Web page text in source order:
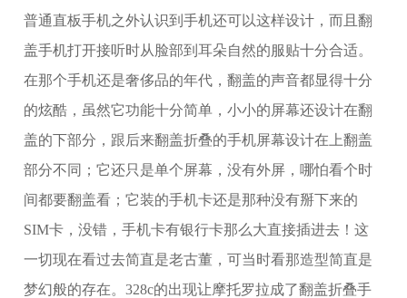
普通直板手机之外认识到手机还可以这样设计，而且翻
盖手机打开接听时从脸部到耳朵自然的服贴十分合适。
在那个手机还是奢侈品的年代，翻盖的声音都显得十分
的炫酷，虽然它功能十分简单，小小的屏幕还设计在翻
盖的下部分，跟后来翻盖折叠的手机屏幕设计在上翻盖
部分不同；它还只是单个屏幕，没有外屏，哪怕看个时
间都要翻盖看；它装的手机卡还是那种没有掰下来的
SIM卡，没错，手机卡有银行卡那么大直接插进去！这
一切现在看过去简直是老古董，可当时看那造型简直是
梦幻般的存在。328c的出现让摩托罗拉成了翻盖折叠手